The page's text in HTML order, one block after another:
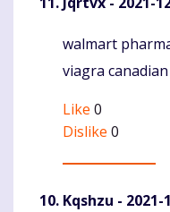
Komentaras
walmart
viagra
Like 0
Dislike 0
Kqshzu - 2021-